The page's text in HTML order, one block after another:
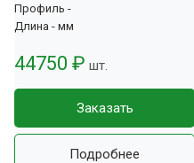
Профиль -
Длина - мм
44750 ₽ шт.
Заказать
Подробнее